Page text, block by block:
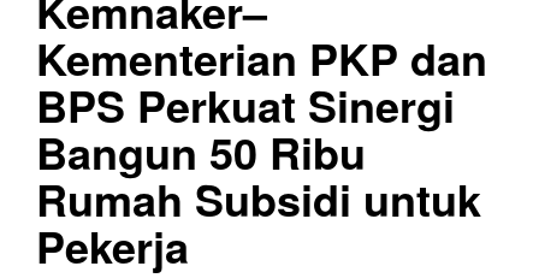
Kementerian PKP dan
BPS Perkuat Sinergi
Bangun 50 Ribu
Rumah Subsidi untuk
Pekerja